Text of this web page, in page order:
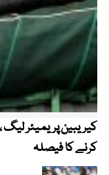
کرنے کا فیصلہ